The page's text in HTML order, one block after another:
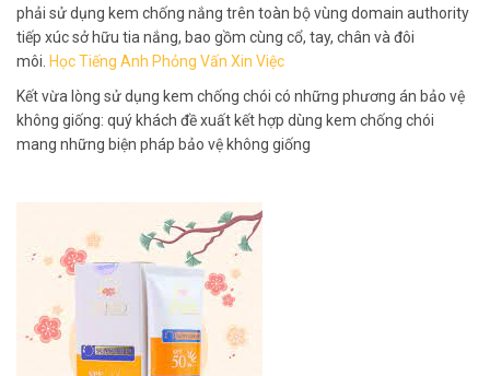
phải sử dụng kem chống nắng trên toàn bộ vùng domain authority
tiếp xúc sở hữu tia nắng, bao gồm cùng cổ, tay, chân và đôi
môi. Học Tiếng Anh Phỏng Vấn Xin Việc
Kết vừa lòng sử dụng kem chống chói có những phương án bảo vệ
không giống: quý khách đề xuất kết hợp dùng kem chống chói
mang những biện pháp bảo vệ không giống